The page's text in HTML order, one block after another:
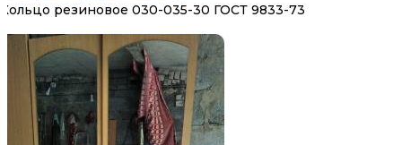
Кольцо резиновое 030-035-30 ГОСТ 9833-73